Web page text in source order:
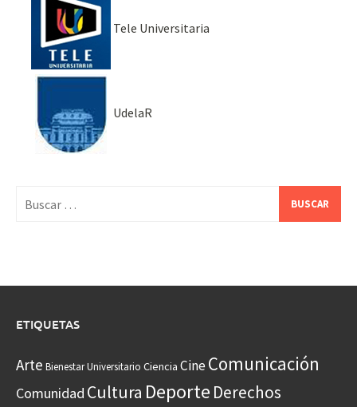
Tele Universitaria
UdelaR
ETIQUETAS
Arte Bienestar Universitario Ciencia CineComunicación
Comunidad Cultura Deporte Derechos